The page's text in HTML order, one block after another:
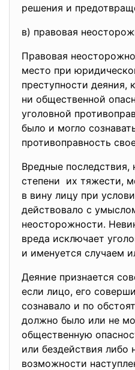
решения и
в) правовая
Правовая
место при
преступности деяния,
ни общественной
уголовной
было и могло
противоправность
Вредные последствия,
степени их тяжести,
в вину лицу при
действовало с
неосторожности.
вреда исключает
и именуется случаем
Деяние признается
если лицо, его
сознавало и по
должно было или не
общественную
или бездействия либо
возможности